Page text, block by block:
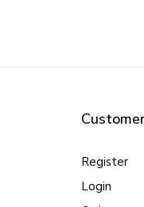
Register
Login